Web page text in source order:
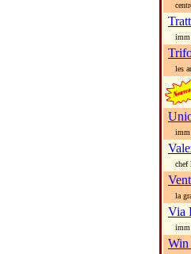
imm
les
imm
chef
la
Via
imm
Win